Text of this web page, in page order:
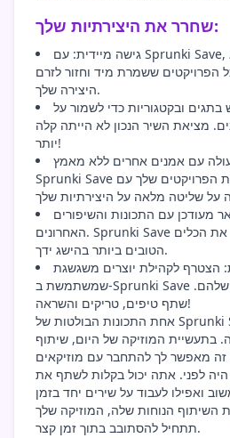
שחרר את היצירתיות שלך:
גישה מיידית: עם Sprunki Save, המוזיקה שלך היא
הפרויקטים ששמרת מיד וחזור לזרם
היצירה שלך.
ובקטגוריות כדי לשמור על
מציאת השיר הנכון לא הייתה קלה
יותר!
עם אמנים אחרים ללא מאמץ.
Sprunki Save מאפשרת לך לשתף את הפרויקטים שלך עם
מעודכן עם התכונות והשיפורים
האחרונים. Sprunki Save מבטיחה שתמיד יהיו לך את הכלים
הטובים ביותר בהישג ידך.
הצטרף לקהילת יוצרים משגשגת
שמשתמשת ב-Sprunki Save כדי להעלות את האמנות שלהם.
שתף טיפים, טריקים והשראה!
אחת התכונות הבולטות של Sprunki Save היא היכולת שלה
בתעשיית המוזיקה של היום, שיתוף
זה מאפשר לך להתחבר עם מוזיקאים
לפני. אתה יכול בקלות לשתף את
ואפילו לעבוד על שירים יחד בזמן
השיתוף הנוחות שלה, המוזיקה שלך
תתחיל להסתובב בתוך זמן קצר.